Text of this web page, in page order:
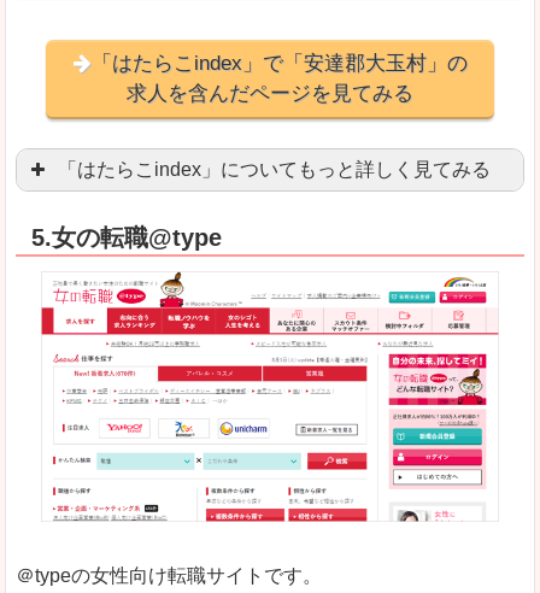
「はたらこindex」で「安達郡大玉村」の
求人を含んだページを見てみる
「はたらこindex」についてもっと詳しく見てみる
良いところ
求人が毎時更新されます！（他社求人サイトは週
希望職種の平均時給が瞬時にわかります。アルバ
求人数が多すぎて、逆に絞り込みに悩んだり、迷
雇用形態にもよりますが、給与額に幅があります。
希望する職種の平均時給がすぐにわかるので、給
5.女の転職@type
＠typeの女性向け転職サイトです。